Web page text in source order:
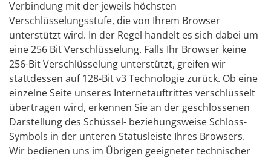
Verbindung mit der jeweils höchsten
Verschlüsselungsstufe, die von Ihrem Browser
unterstützt wird. In der Regel handelt es sich dabei um
eine 256 Bit Verschlüsselung. Falls Ihr Browser keine
256-Bit Verschlüsselung unterstützt, greifen wir
stattdessen auf 128-Bit v3 Technologie zurück. Ob eine
einzelne Seite unseres Internetauftrittes verschlüsselt
übertragen wird, erkennen Sie an der geschlossenen
Darstellung des Schüssel- beziehungsweise Schloss-
Symbols in der unteren Statusleiste Ihres Browsers.
Wir bedienen uns im Übrigen geeigneter technischer